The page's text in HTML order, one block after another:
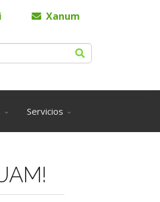
Xanum
Servicios